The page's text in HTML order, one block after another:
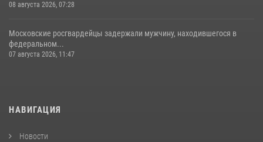
08 августа 2026, 07:28
Московские росгвардейцы задержали мужчину, находившегося в
федеральном...
07 августа 2026, 11:47
НАВИГАЦИЯ
Новости